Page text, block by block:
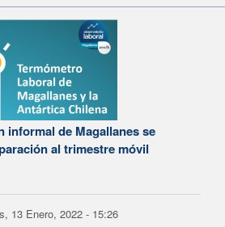
informal de Magallanes se
al trimestre móvil
13 Enero, 2022 - 15:26